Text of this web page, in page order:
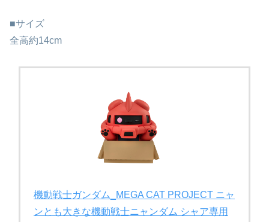
■サイズ
全高約14cm
機動戦士ガンダム_MEGA CAT PROJECT ニャ
ンとも大きな機動戦士ニャンダム シャア専用